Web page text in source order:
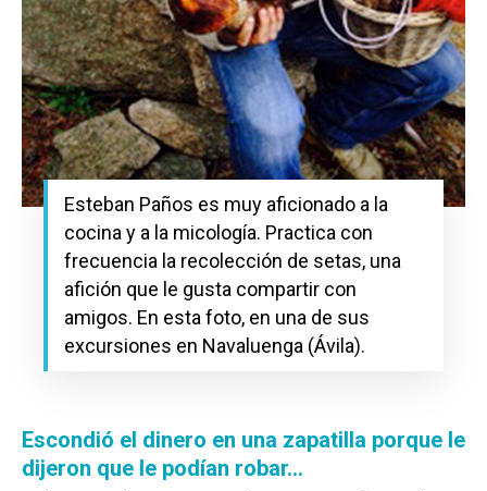
Esteban Paños es muy aficionado a la
cocina y a la micología. Practica con
frecuencia la recolección de setas, una
afición que le gusta compartir con
amigos. En esta foto, en una de sus
excursiones en Navaluenga (Ávila).
Escondió el dinero en una zapatilla porque le
dijeron que le podían robar…